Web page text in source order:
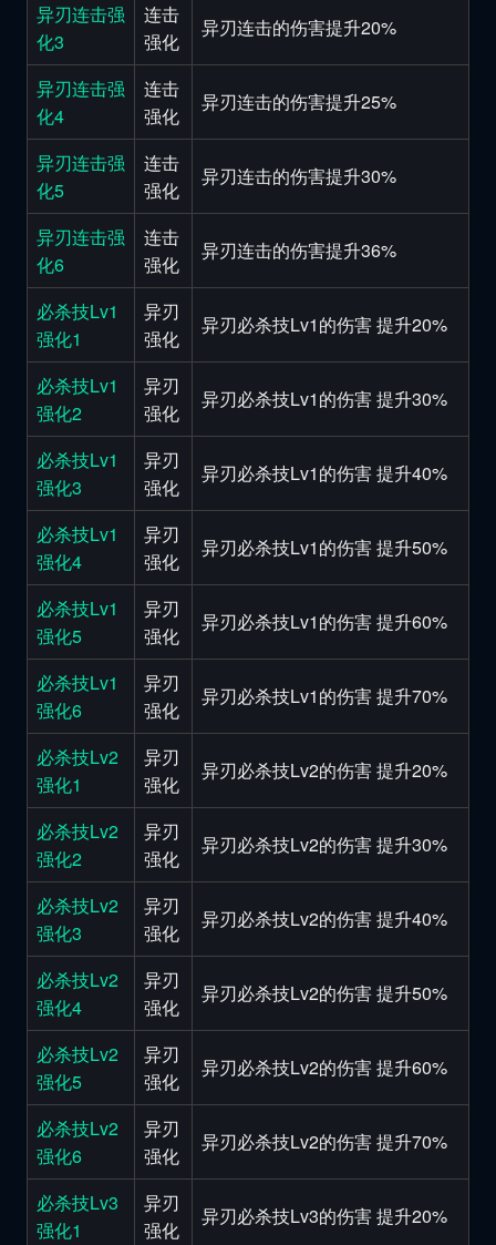
异刃连击强
化3
连击
强化
异刃连击的伤害提升20%
异刃连击强
化4
连击
强化
异刃连击的伤害提升25%
异刃连击强
化5
连击
强化
异刃连击的伤害提升30%
异刃连击强
化6
连击
强化
异刃连击的伤害提升36%
必杀技Lv1
强化1
异刃
强化
异刃必杀技Lv1的伤害 提升20%
必杀技Lv1
强化2
异刃
强化
异刃必杀技Lv1的伤害 提升30%
必杀技Lv1
强化3
异刃
强化
异刃必杀技Lv1的伤害 提升40%
必杀技Lv1
强化4
异刃
强化
异刃必杀技Lv1的伤害 提升50%
必杀技Lv1
强化5
异刃
强化
异刃必杀技Lv1的伤害 提升60%
必杀技Lv1
强化6
异刃
强化
异刃必杀技Lv1的伤害 提升70%
必杀技Lv2
强化1
异刃
强化
异刃必杀技Lv2的伤害 提升20%
必杀技Lv2
强化2
异刃
强化
异刃必杀技Lv2的伤害 提升30%
必杀技Lv2
强化3
异刃
强化
异刃必杀技Lv2的伤害 提升40%
必杀技Lv2
强化4
异刃
强化
异刃必杀技Lv2的伤害 提升50%
必杀技Lv2
强化5
异刃
强化
异刃必杀技Lv2的伤害 提升60%
必杀技Lv2
强化6
异刃
强化
异刃必杀技Lv2的伤害 提升70%
必杀技Lv3
强化1
异刃
强化
异刃必杀技Lv3的伤害 提升20%